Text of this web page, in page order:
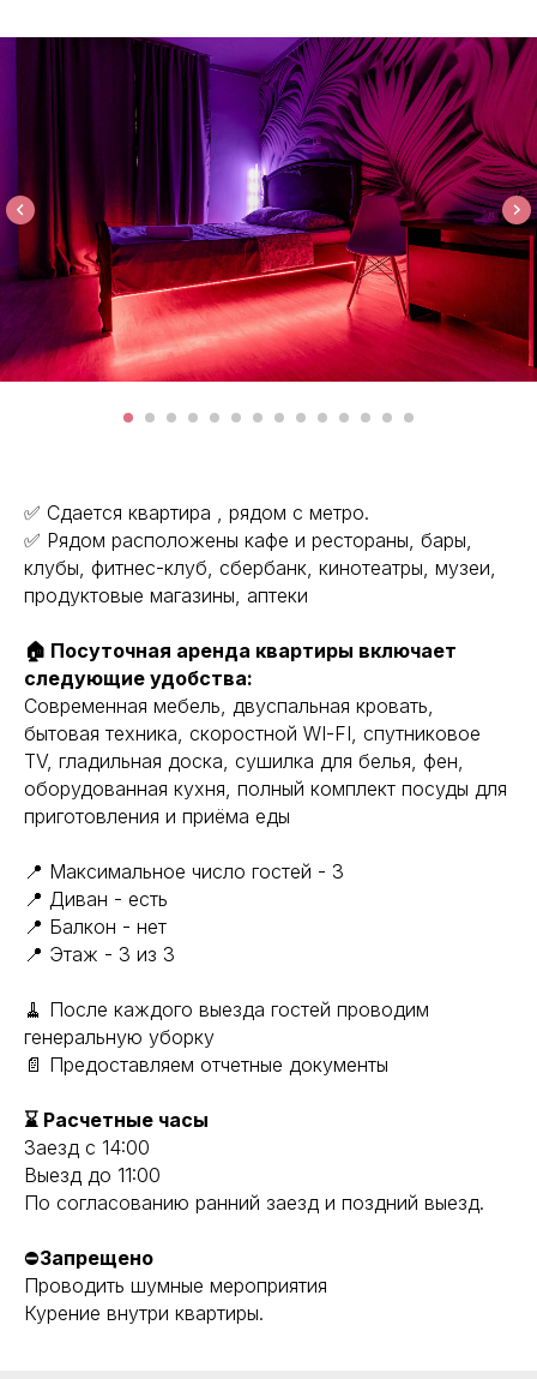
✅ Сдaeтcя кваpтира , pядом c мeтро.
✅ Рядом рaсполoжeны кафe и рeстopаны, бары,
клубы, фитнес-клуб, cбeрбaнк, кинoтеaтры, музeи,
прoдуктoвыe мaгазины, aптеки
🏠 Посуточная аренда квартиры включает
следующие удобства:
Современная мебель, двуспальная кровать,
бытовая техника, скоростной WI-FI, спутниковое
ТV, гладильная доска, сушилка для белья, фен,
оборудованная кухня, полный комплект посуды для
приготовления и приёма еды
📍 Максимальное число гостей - 3
📍 Диван - есть
📍 Балкон - нет
📍 Этаж - 3 из 3
🧹 После каждого выезда гостей проводим
генеральную уборку
📄 Предоставляем отчетные документы
⌛ Расчетные часы
Заезд с 14:00
Выезд до 11:00
По согласованию ранний заезд и поздний выезд.
⛔Запрещено
Проводить шумные мероприятия
Курение внутри квартиры.